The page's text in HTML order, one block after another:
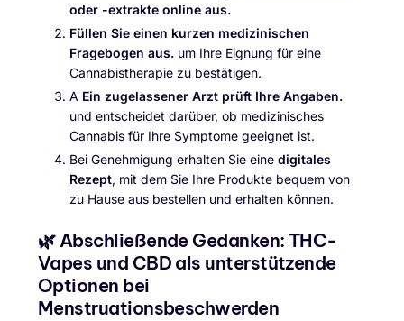
oder -extrakte online aus.
Füllen Sie einen kurzen medizinischen
Fragebogen aus. um Ihre Eignung für eine
Cannabistherapie zu bestätigen.
A Ein zugelassener Arzt prüft Ihre Angaben.
und entscheidet darüber, ob medizinisches
Cannabis für Ihre Symptome geeignet ist.
Bei Genehmigung erhalten Sie eine digitales
Rezept, mit dem Sie Ihre Produkte bequem von
zu Hause aus bestellen und erhalten können.
🌿 Abschließende Gedanken: THC-
Vapes und CBD als unterstützende
Optionen bei
Menstruationsbeschwerden